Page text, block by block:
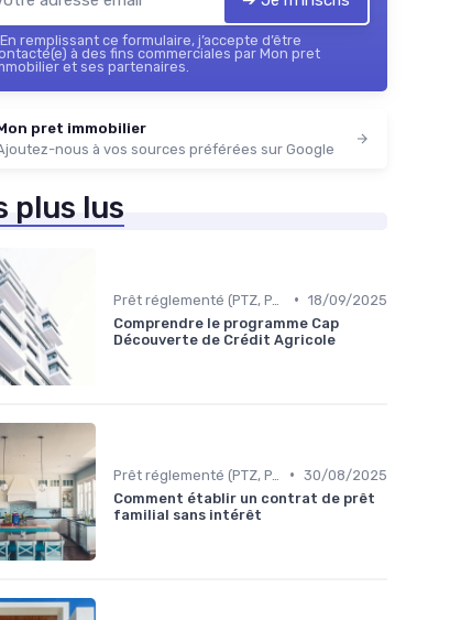
En remplissant ce formulaire, j’accepte d’être
à des fins commerciales par Mon pret
et ses partenaires.
pret immobilier
nous à vos sources préférées sur Google
plus lus
• 18/09/2025
Comprendre le programme Cap
Découverte de Crédit Agricole
• 30/08/2025
Comment établir un contrat de prêt
familial sans intérêt